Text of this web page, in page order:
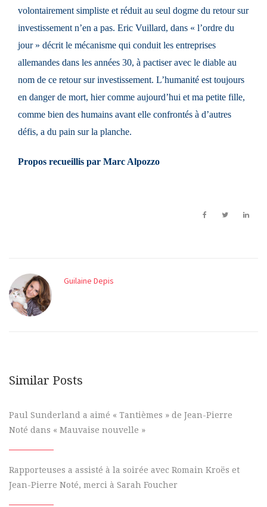
volontairement simpliste et réduit au seul dogme du retour sur
investissement n’en a pas. Eric Vuillard, dans « l’ordre du
jour » décrit le mécanisme qui conduit les entreprises
allemandes dans les années 30, à pactiser avec le diable au
nom de ce retour sur investissement. L’humanité est toujours
en danger de mort, hier comme aujourd’hui et ma petite fille,
comme bien des humains avant elle confrontés à d’autres
défis, a du pain sur la planche.
Propos recueillis par Marc Alpozzo
Guilaine Depis
Similar Posts
Paul Sunderland a aimé « Tantièmes » de Jean-Pierre
Noté dans « Mauvaise nouvelle »
Rapporteuses a assisté à la soirée avec Romain Kroës et
Jean-Pierre Noté, merci à Sarah Foucher